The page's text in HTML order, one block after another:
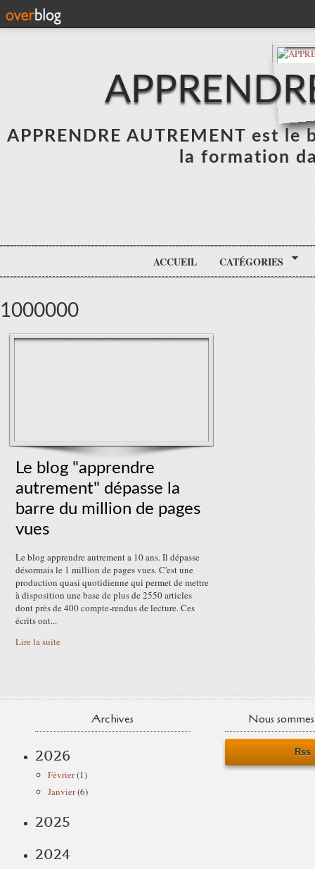
APPRENDRE AUTREMENT est
la formation
ACCUEIL CATÉGORIES
1000000
Le blog "apprendre
autrement" dépasse la
barre du million de pages
vues
Le blog apprendre autrement a 10 ans. Il dépasse
désormais le 1 million de pages vues. C'est une
production quasi quotidienne qui permet de mettre
à disposition une base de plus de 2550 articles
dont près de 400 compte-rendus de lecture. Ces
écrits ont...
Lire la suite
Archives
2026
Février(1)
Janvier(6)
2025
2024
Nous
Rss